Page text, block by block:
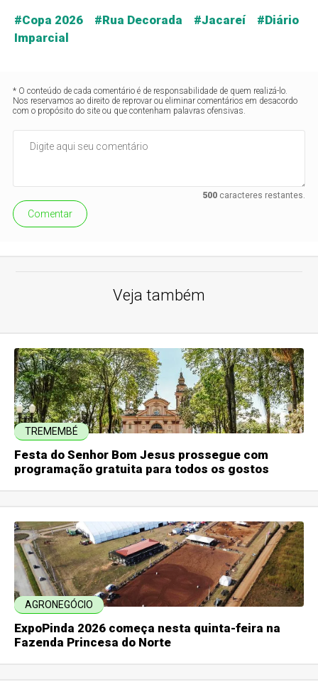
#Copa 2026 #Rua Decorada #Jacareí #Diário
Imparcial
* O conteúdo de cada comentário é de responsabilidade de quem realizá-lo.
Nos reservamos ao direito de reprovar ou eliminar comentários em desacordo
com o propósito do site ou que contenham palavras ofensivas.
500caracteres restantes.
Comentar
Veja também
TREMEMBÉ
Festa do Senhor Bom Jesus prossegue com
programação gratuita para todos os gostos
AGRONEGÓCIO
ExpoPinda 2026 começa nesta quinta-feira na
Fazenda Princesa do Norte